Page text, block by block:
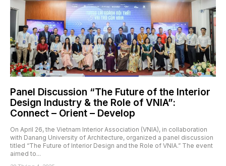
Panel Discussion “The Future of the Interior
Design Industry & the Role of VNIA”:
Connect – Orient – Develop
On April 26, the Vietnam Interior Association (VNIA), in collaboration
with Danang University of Architecture, organized a panel discussion
titled “The Future of Interior Design and the Role of VNIA.” The event
aimed to...